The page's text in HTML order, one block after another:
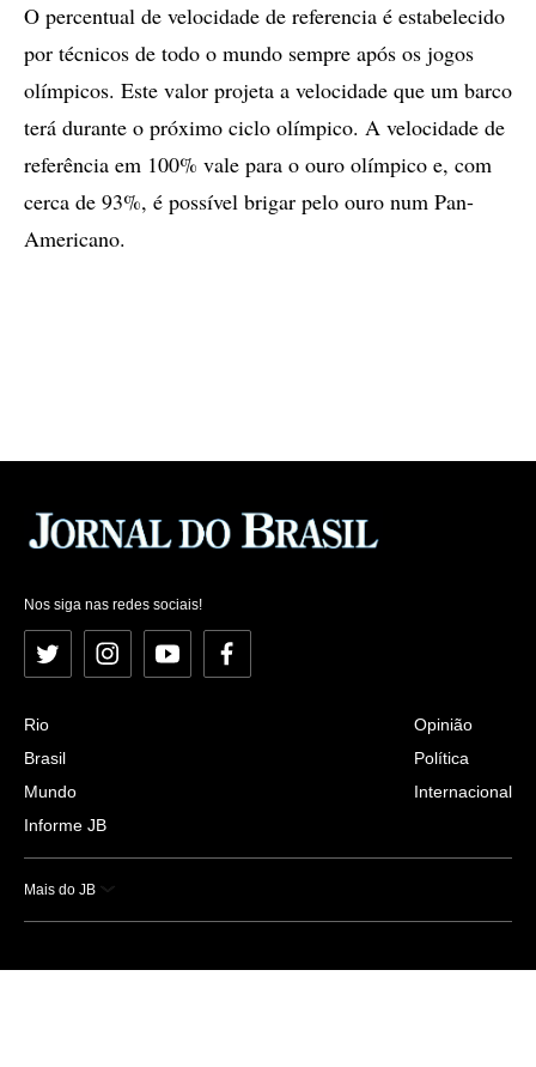
O percentual de velocidade de referencia é estabelecido
por técnicos de todo o mundo sempre após os jogos
olímpicos. Este valor projeta a velocidade que um barco
terá durante o próximo ciclo olímpico. A velocidade de
referência em 100% vale para o ouro olímpico e, com
cerca de 93%, é possível brigar pelo ouro num Pan-
Americano.
Nos siga nas redes sociais!
Twitter InstagramYouTubeFacebook
Rio
Brasil
Mundo
Informe JB
Opinião
Política
Internacional
Mais do JB
Esportes